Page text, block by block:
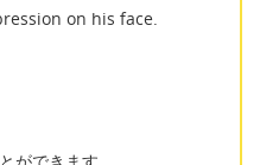
on his face.